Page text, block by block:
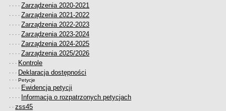
· · · ·Zarządzenia 2020-2021
· · · ·Zarządzenia 2021-2022
· · · ·Zarządzenia 2022-2023
· · · ·Zarządzenia 2023-2024
· · · ·Zarządzenia 2024-2025
· · · ·Zarządzenia 2025/2026
· · · Kontrole
· · · Deklaracja dostępności
· · ·Petycje
· · · · Ewidencja petycji
· · · · Informacja o rozpatrzonych petycjach
· ·zss45